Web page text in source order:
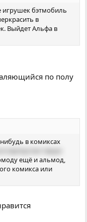
игрушек бэтмобиль
в
Выйдет Альфа в
по полу
в комиксах
я пропустил такую
ещё и альмод,
комикса или